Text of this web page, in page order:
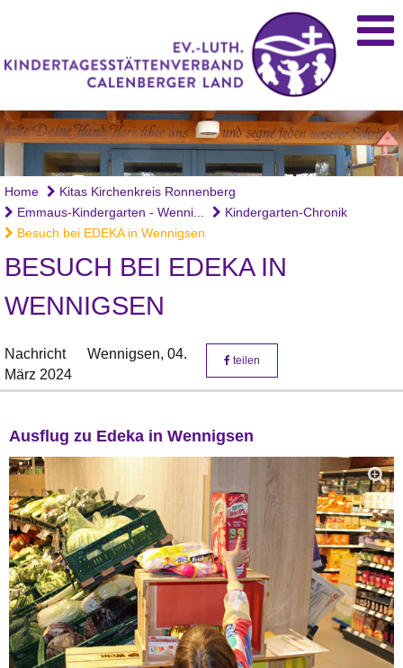
Home
Kitas Kirchenkreis Ronnenberg
Emmaus-Kindergarten - Wenni...
Kindergarten-Chronik
Besuch bei EDEKA in Wennigsen
BESUCH BEI EDEKA IN
WENNIGSEN
Nachricht Wennigsen, 04.
März 2024
teilen
Ausflug zu Edeka in Wennigsen